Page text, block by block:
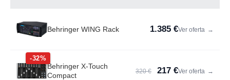
Behringer WING Rack 1.385 €Ver oferta →
-32%
Behringer X-Touch
Compact
320 € 217 €Ver oferta →